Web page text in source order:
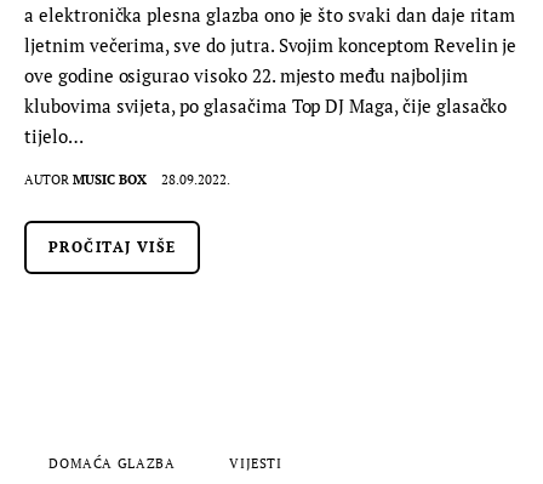
a elektronička plesna glazba ono je što svaki dan daje ritam
ljetnim večerima, sve do jutra. Svojim konceptom Revelin je
ove godine osigurao visoko 22. mjesto među najboljim
klubovima svijeta, po glasačima Top DJ Maga, čije glasačko
tijelo…
AUTOR MUSIC BOX 28.09.2022.
PROČITAJ VIŠE
DOMAĆA GLAZBA VIJESTI